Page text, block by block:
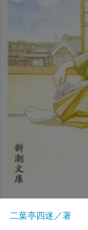
二葉亭四迷／著